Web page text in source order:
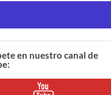
en nuestro canal de